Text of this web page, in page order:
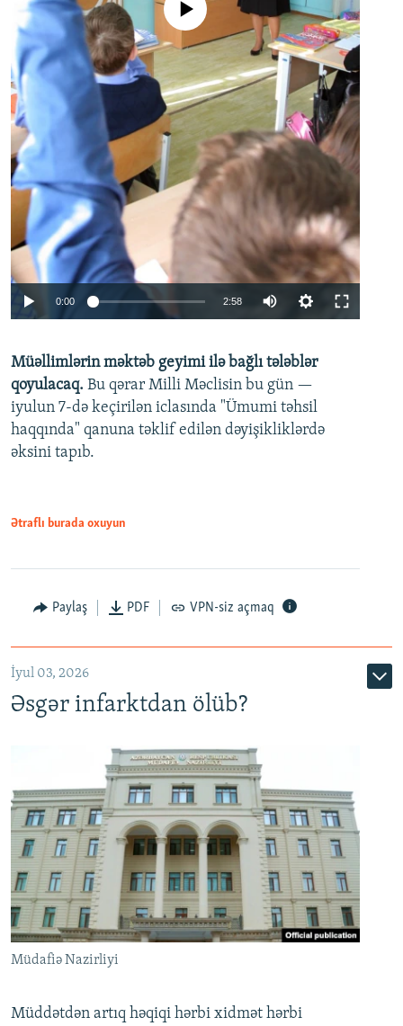
Auto 240p 360p 480p
720p 1080p
No media source currently available
0:00 2:58
360p
480p
720p
Müəllimlərin məktəb geyimi ilə bağlı tələblər
qoyulacaq. Bu qərar Milli Məclisin bu gün —
iyulun 7-də keçirilən iclasında "Ümumi təhsil
haqqında" qanuna təklif edilən dəyişikliklərdə
əksini tapıb.
Ətraflı burada oxuyun
Paylaş PDF VPN-siz açmaq
İyul 03, 2026
Əsgər infarktdan ölüb?
Müdafiə Nazirliyi
Müddətdən artıq həqiqi hərbi xidmət hərbi